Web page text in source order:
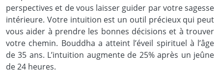
perspectives et de vous laisser guider par votre sagesse
intérieure. Votre intuition est un outil précieux qui peut
vous aider à prendre les bonnes décisions et à trouver
votre chemin. Bouddha a atteint l’éveil spirituel à l’âge
de 35 ans. L’intuition augmente de 25% après un jeûne
de 24 heures.